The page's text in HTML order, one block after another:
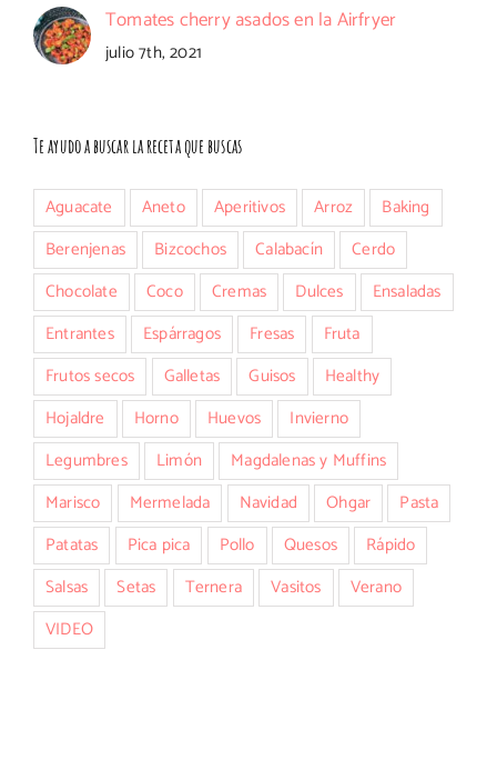
Tomates cherry asados en la Airfryer
julio 7th, 2021
Te ayudo a buscar la receta que buscas
Aguacate Aneto Aperitivos Arroz
Baking
Berenjenas
Bizcochos Calabacín
Cerdo
Chocolate
Coco Cremas Dulces
Ensaladas
Entrantes
Espárragos Fresas
Fruta
Frutos secos
Galletas Guisos
Healthy
Hojaldre
Horno Huevos
Invierno
Legumbres
Limón
Magdalenas y Muffins
Marisco
Mermelada Navidad Ohgar
Pasta
Patatas
Pica pica Pollo Quesos
Rápido
Salsas
Setas Ternera Vasitos
Verano
VIDEO